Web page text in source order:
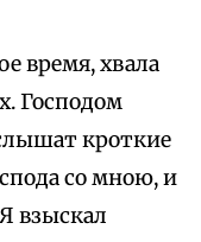
время, хвала
Господом
кроткие
со мною, и
взыскал